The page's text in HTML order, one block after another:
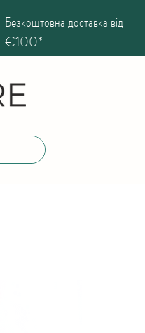
Безкоштовна доставка від
€100*